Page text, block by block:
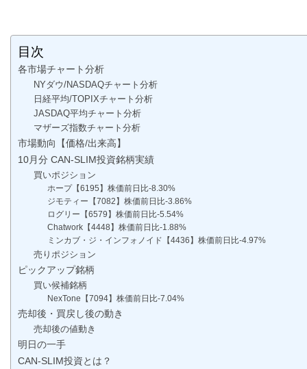
目次
各市場チャート分析
NYダウ/NASDAQチャート分析
日経平均/TOPIXチャート分析
JASDAQ平均チャート分析
マザーズ指数チャート分析
市場動向【価格/出来高】
10月分 CAN-SLIM投資銘柄実績
買いポジション
ホープ【6195】株価前日比-8.30%
ジモティー【7082】株価前日比-3.86%
ログリー【6579】株価前日比-5.54%
Chatwork【4448】株価前日比-1.88%
ミンカブ・ジ・インフォノイド【4436】株価前日比-4.97%
売りポジション
ピックアップ銘柄
買い候補銘柄
NexTone【7094】株価前日比-7.04%
売却後・買戻し後の動き
売却後の値動き
明日の一手
CAN-SLIM投資とは？